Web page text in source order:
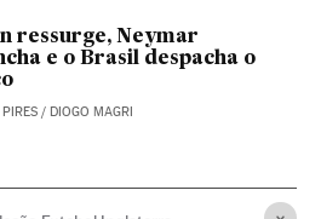
ressurge, Neymar
e o Brasil despacha o
/ DIOGO MAGRI